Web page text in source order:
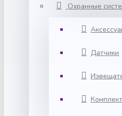
Охранные
Датчики